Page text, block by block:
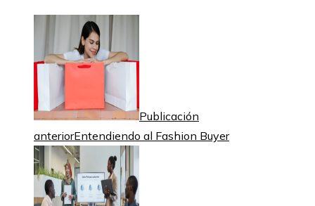
Publicación
anteriorEntendiendo al Fashion Buyer